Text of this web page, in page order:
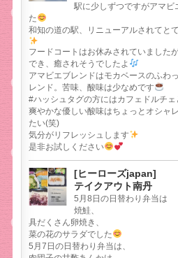
駅に少しずつですがアマビ
た
和知の道の駅、リニューアルされてと
フードコートはお休みされていました
でき、癒されそうでしたよ
アマビエブレンドはモカベースのふわ
レンド。苦味、酸味は少なめです
#ハッシュタグの方にはカフェドルチェ
爽やかな優しい酸味はちょっとオシャ
たい(笑)
気分がリフレッシュします
是非お試しください
[ヒーローズjapan]
テイクアウト南丹
5月8日の日替わり弁当は
焼鮭、
具だくさん卵焼き、
菜の花のサラダでした
5月7日の日替わり弁当は、